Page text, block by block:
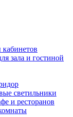
зала и гостиной
светильники
и ресторанов